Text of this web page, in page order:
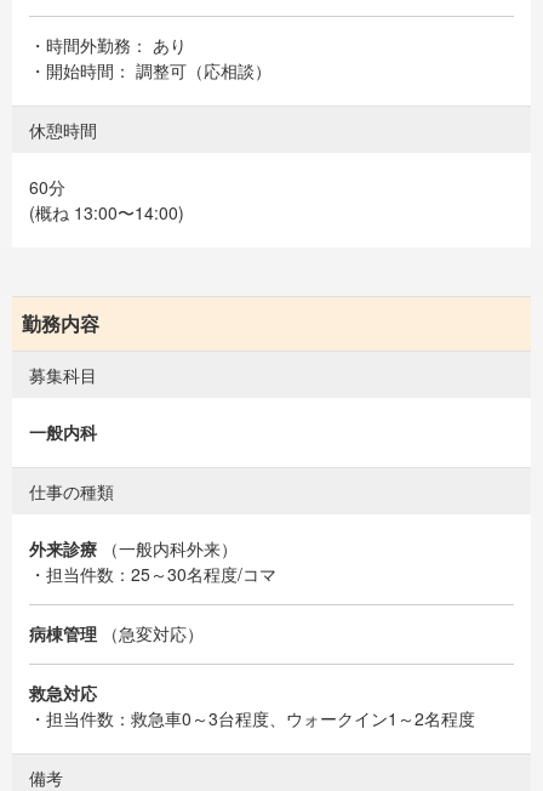
・時間外勤務： あり
・開始時間： 調整可（応相談）
休憩時間
60分
(概ね 13:00〜14:00)
勤務内容
募集科目
一般内科
仕事の種類
外来診療 （一般内科外来）
・担当件数：25～30名程度/コマ
病棟管理 （急変対応）
救急対応
・担当件数：救急車0～3台程度、ウォークイン1～2名程度
備考